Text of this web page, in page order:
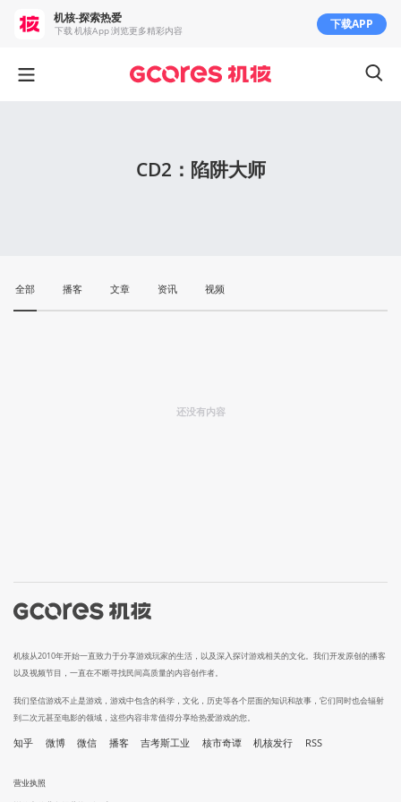
CD2：陷阱大师
全部 播客 文章 资讯 视频
还没有内容
机核从2010年开始一直致力于分享游戏玩家的生活，以及深入探讨游戏相关的文化。我们开发原创的播客
以及视频节目，一直在不断寻找民间高质量的内容创作者。
我们坚信游戏不止是游戏，游戏中包含的科学，文化，历史等各个层面的知识和故事，它们同时也会辐射
到二次元甚至电影的领域，这些内容非常值得分享给热爱游戏的您。
知乎 微博 微信 播客 吉考斯工业 核市奇谭 机核发行 RSS
营业执照
机核-探索热爱
下载 机核App 浏览更多精彩内容 下载APP